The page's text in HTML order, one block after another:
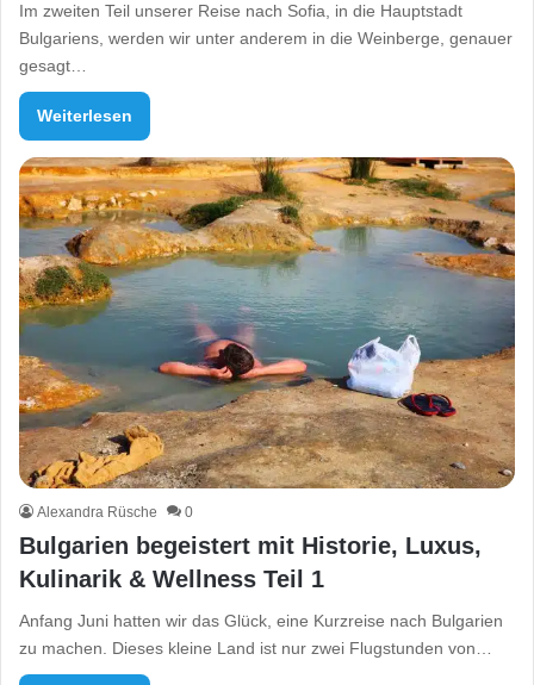
Im zweiten Teil unserer Reise nach Sofia, in die Hauptstadt
Bulgariens, werden wir unter anderem in die Weinberge, genauer
gesagt…
Weiterlesen
Alexandra Rüsche 0
Bulgarien begeistert mit Historie, Luxus,
Kulinarik & Wellness Teil 1
Anfang Juni hatten wir das Glück, eine Kurzreise nach Bulgarien
zu machen. Dieses kleine Land ist nur zwei Flugstunden von…